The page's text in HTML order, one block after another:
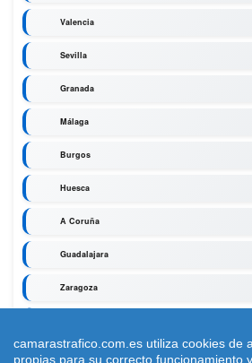
Valencia
Sevilla
Granada
Málaga
Burgos
Huesca
A Coruña
Guadalajara
Zaragoza
camarastrafico.com.es utiliza cookies de
propias para su correcto funcionamiento